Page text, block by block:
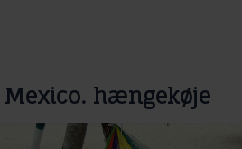
hængekøje